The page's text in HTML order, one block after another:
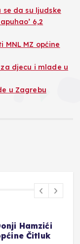
da su ljudske
6,2
MZ općine
djecu i mlade u
u Zagrebu
i mlade u